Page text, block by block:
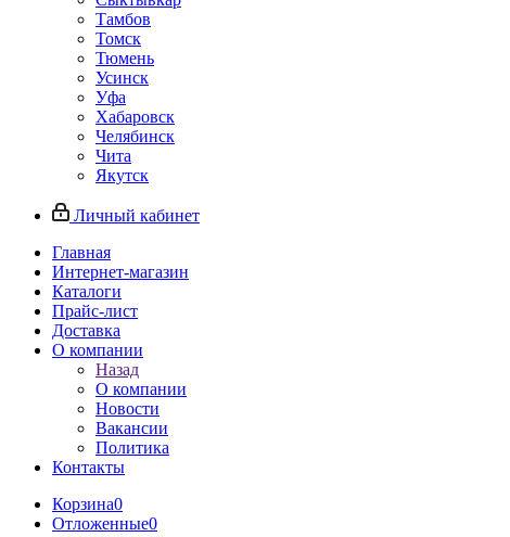
Тамбов
Томск
Тюмень
Усинск
Уфа
Хабаровск
Челябинск
Чита
Якутск
Личный кабинет
Главная
Интернет-магазин
Каталоги
Прайс-лист
Доставка
О компании
Назад
О компании
Новости
Вакансии
Политика
Контакты
Корзина0
Отложенные0